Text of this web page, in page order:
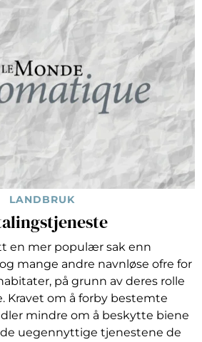
LANDBRUK
en mer populær sak enn
mange andre navnløse ofre for
på grunn av deres rolle
Kravet om å forby bestemte
mindre om å beskytte biene
uegennyttige tjenestene de